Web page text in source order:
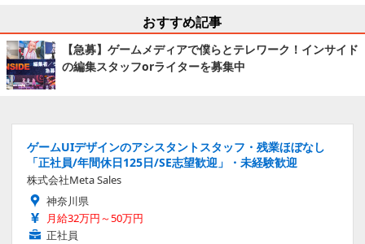
おすすめ記事
【急募】ゲームメディアで僕らとテレワーク！インサイド
の編集スタッフorライターを募集中
ゲームUIデザインのアシスタントスタッフ・残業ほぼなし
「正社員/年間休日125日/SE志望歓迎」・未経験歓迎
株式会社Meta Sales
神奈川県
月給32万円～50万円
正社員